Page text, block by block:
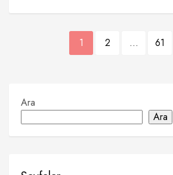
sayfalaması
1 2 … 61
Ara
Ara